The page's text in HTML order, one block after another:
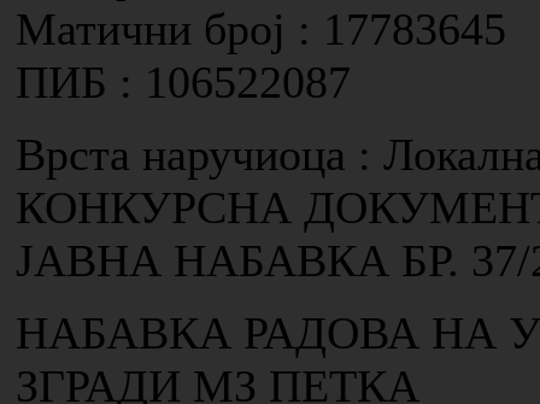
Матични број : 17783645
ПИБ : 106522087
Врста наручиоца :
КОНКУРСНА
ЈАВНА НАБАВКА БР. 37/
НАБАВКА РАДОВА НА
ЗГРАДИ МЗ ПЕТКА